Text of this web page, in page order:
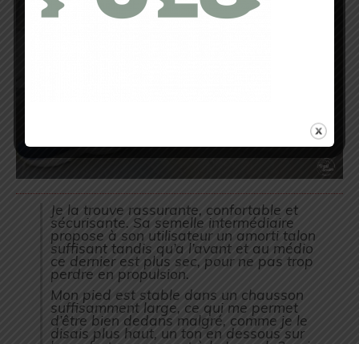
Je la trouve rassurante, confortable et
sécurisante. Sa semelle intermédiaire
propose à son utilisateur un amorti talon
suffisant tandis qu’a l’avant et au médio
ce dernier est plus sec, pour ne pas trop
perdre en propulsion.
Mon pied est stable dans un chausson
suffisamment large, ce qui me permet
d’être bien dedans malgré, comme je le
disais plus haut, un ton en dessous sur